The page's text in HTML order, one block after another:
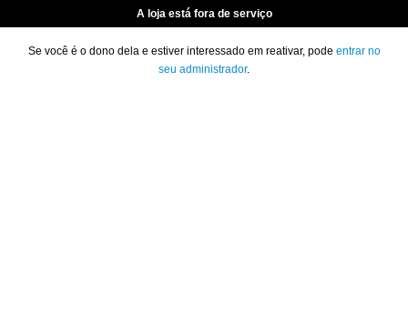
A loja está fora de serviço
Se você é o dono dela e estiver interessado em reativar, pode entrar no
seu administrador.